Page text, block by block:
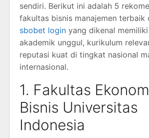
sendiri. Berikut ini adalah 5
fakultas bisnis manajemen terbaik
sbobet login yang dikenal
akademik unggul, kurikulum
reputasi kuat di tingkat nasional
internasional.
1. Fakultas
Bisnis Universitas
Indonesia